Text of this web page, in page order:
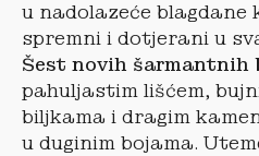
u nadolazeće blagdane
spremni i dotjerani u
Šest novih šarmantnih
pahuljastim lišćem,
biljkama i dragim
u duginim bojama.